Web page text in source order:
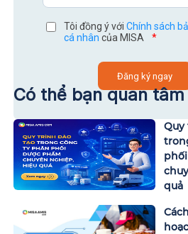
Tôi đồng ý với Chính sách
cá nhân của MISA *
Có thể bạn quan tâm
Quy
quả